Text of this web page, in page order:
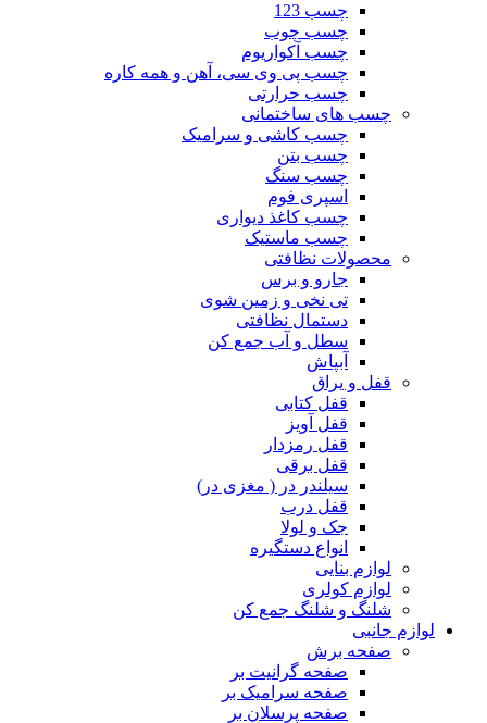
چسب 123
چسب چوب
چسب آکواریوم
چسب پی وی سی، آهن و همه کاره
چسب حرارتی
چسب های ساختمانی
چسب کاشی و سرامیک
چسب بتن
چسب سنگ
اسپری فوم
چسب کاغذ دیواری
چسب ماستیک
محصولات نظافتی
جارو و برس
تی نخی و زمین شوی
دستمال نظافتی
سطل و آب جمع کن
آبپاش
قفل و یراق
قفل کتابی
قفل آویز
قفل رمزدار
قفل برقی
سیلندر در ( مغزی در)
قفل درب
جک و لولا
انواع دستگیره
لوازم بنایی
لوازم کولری
شلنگ و شلنگ جمع کن
لوازم جانبی
صفحه برش
صفحه گرانیت بر
صفحه سرامیک بر
صفحه پرسلان بر